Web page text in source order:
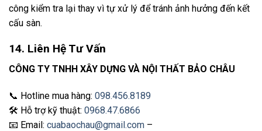
công kiểm tra lại thay vì tự xử lý để tránh ảnh hưởng đến kết
cấu sàn.
14. Liên Hệ Tư Vấn
CÔNG TY TNHH XÂY DỰNG VÀ NỘI THẤT BẢO CHÂU
📞 Hotline mua hàng: 098.456.8189
🛠️ Hỗ trợ kỹ thuật: 0968.47.6866
📧 Email: cuabaochau@gmail.com –